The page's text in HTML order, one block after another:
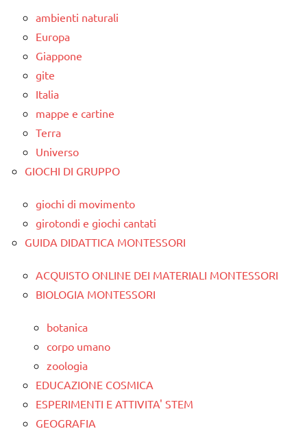
ambienti naturali
Europa
Giappone
gite
Italia
mappe e cartine
Terra
Universo
GIOCHI DI GRUPPO
giochi di movimento
girotondi e giochi cantati
GUIDA DIDATTICA MONTESSORI
ACQUISTO ONLINE DEI MATERIALI MONTESSORI
BIOLOGIA MONTESSORI
botanica
corpo umano
zoologia
EDUCAZIONE COSMICA
ESPERIMENTI E ATTIVITA' STEM
GEOGRAFIA